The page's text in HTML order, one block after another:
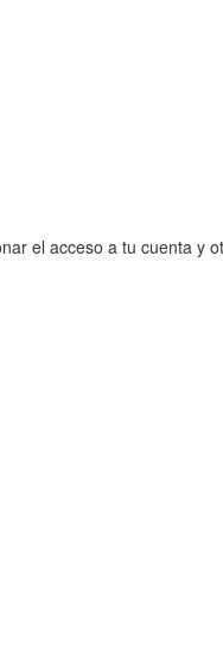
el acceso a tu cuenta y